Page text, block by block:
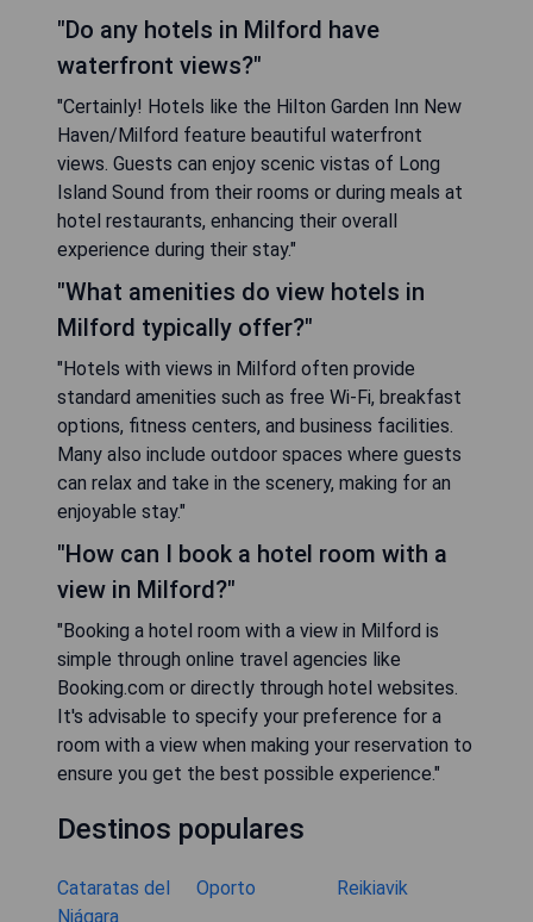
"Do any hotels in Milford have
waterfront views?"
"Certainly! Hotels like the Hilton Garden Inn New
Haven/Milford feature beautiful waterfront
views. Guests can enjoy scenic vistas of Long
Island Sound from their rooms or during meals at
hotel restaurants, enhancing their overall
experience during their stay."
"What amenities do view hotels in
Milford typically offer?"
"Hotels with views in Milford often provide
standard amenities such as free Wi-Fi, breakfast
options, fitness centers, and business facilities.
Many also include outdoor spaces where guests
can relax and take in the scenery, making for an
enjoyable stay."
"How can I book a hotel room with a
view in Milford?"
"Booking a hotel room with a view in Milford is
simple through online travel agencies like
Booking.com or directly through hotel websites.
It's advisable to specify your preference for a
room with a view when making your reservation to
ensure you get the best possible experience."
Destinos populares
Cataratas del
Niágara
Oporto Reikiavik